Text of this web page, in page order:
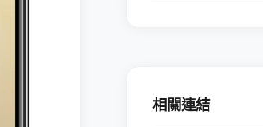
相關連結